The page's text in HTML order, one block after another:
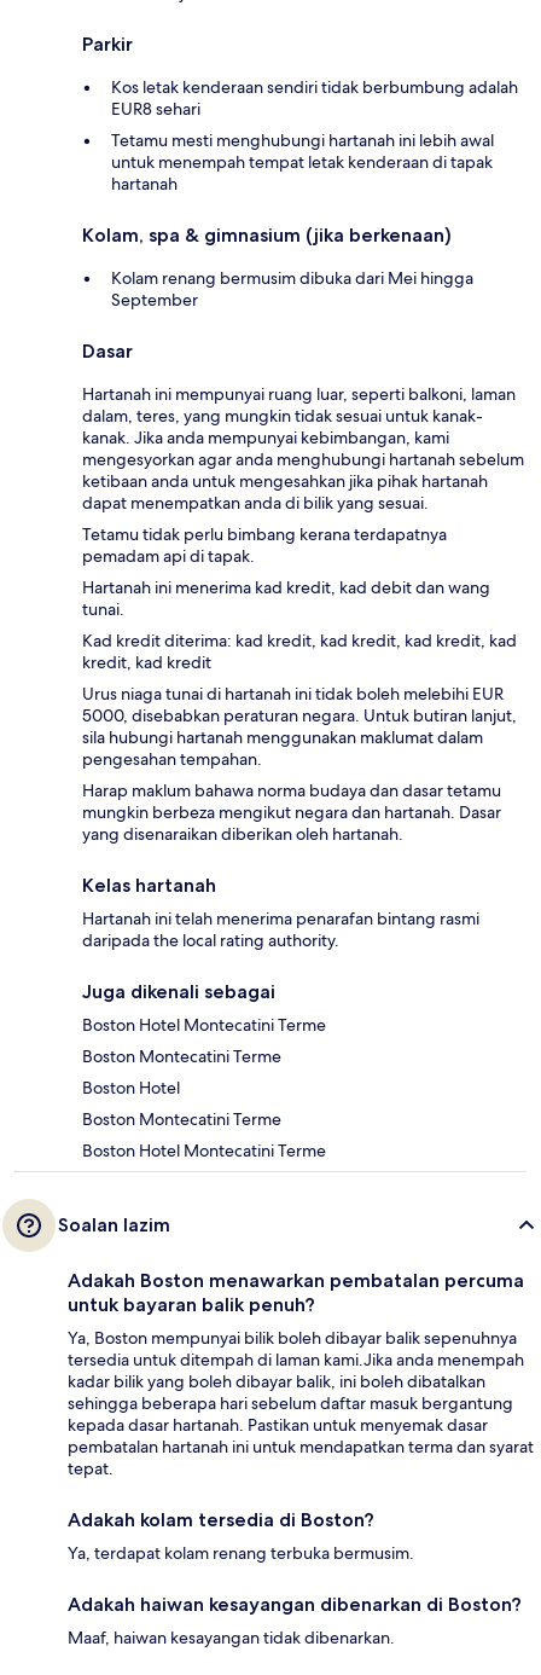
Parkir
Kos letak kenderaan sendiri tidak berbumbung adalah
EUR8 sehari
Tetamu mesti menghubungi hartanah ini lebih awal
untuk menempah tempat letak kenderaan di tapak
hartanah
Kolam, spa & gimnasium (jika berkenaan)
Kolam renang bermusim dibuka dari Mei hingga
September
Dasar
Hartanah ini mempunyai ruang luar, seperti balkoni, laman
dalam, teres, yang mungkin tidak sesuai untuk kanak-
kanak. Jika anda mempunyai kebimbangan, kami
mengesyorkan agar anda menghubungi hartanah sebelum
ketibaan anda untuk mengesahkan jika pihak hartanah
dapat menempatkan anda di bilik yang sesuai.
Tetamu tidak perlu bimbang kerana terdapatnya
pemadam api di tapak.
Hartanah ini menerima kad kredit, kad debit dan wang
tunai.
Kad kredit diterima: kad kredit, kad kredit, kad kredit, kad
kredit, kad kredit
Urus niaga tunai di hartanah ini tidak boleh melebihi EUR
5000, disebabkan peraturan negara. Untuk butiran lanjut,
sila hubungi hartanah menggunakan maklumat dalam
pengesahan tempahan.
Harap maklum bahawa norma budaya dan dasar tetamu
mungkin berbeza mengikut negara dan hartanah. Dasar
yang disenaraikan diberikan oleh hartanah.
Kelas hartanah
Hartanah ini telah menerima penarafan bintang rasmi
daripada the local rating authority.
Juga dikenali sebagai
Boston Hotel Montecatini Terme
Boston Montecatini Terme
Boston Hotel
Boston Montecatini Terme
Boston Hotel Montecatini Terme
Soalan lazim
Adakah Boston menawarkan pembatalan percuma
untuk bayaran balik penuh?
Ya, Boston mempunyai bilik boleh dibayar balik sepenuhnya
tersedia untuk ditempah di laman kami.Jika anda menempah
kadar bilik yang boleh dibayar balik, ini boleh dibatalkan
sehingga beberapa hari sebelum daftar masuk bergantung
kepada dasar hartanah. Pastikan untuk menyemak dasar
pembatalan hartanah ini untuk mendapatkan terma dan syarat
tepat.
Adakah kolam tersedia di Boston?
Ya, terdapat kolam renang terbuka bermusim.
Adakah haiwan kesayangan dibenarkan di Boston?
Maaf, haiwan kesayangan tidak dibenarkan.